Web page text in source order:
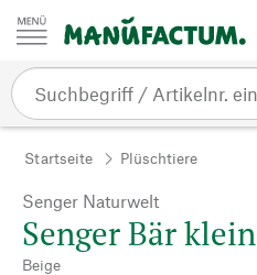
Zum Inhalt springen
Startseite Plüschtiere
Senger Naturwelt
Senger Bär klein
Beige